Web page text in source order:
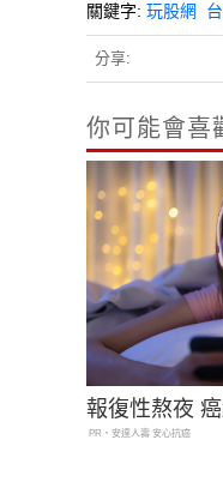
關鍵字: 玩股網
分享:
你可能會喜
報復性熬夜
PR・安達人壽 安心抗癌